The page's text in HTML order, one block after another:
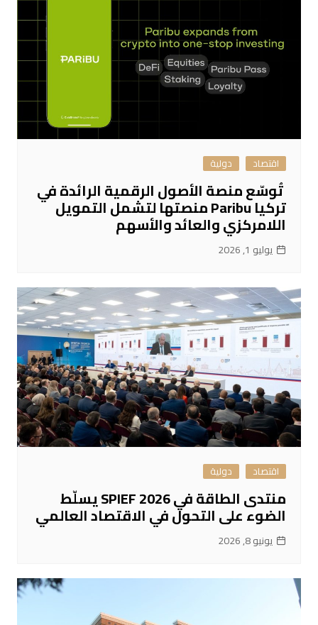
اقتصاد دولية
تُوسّع منصة الأصول الرقمية الرائدة في
تركيا Paribu منصتها لتشمل التمويل
اللامركزي والعائد والأسهم
يوليو 1, 2026
اقتصاد دولية
منتدى الطاقة في SPIEF 2026 يسلّط
الضوء على التحول في الاقتصاد العالمي
يونيو 8, 2026